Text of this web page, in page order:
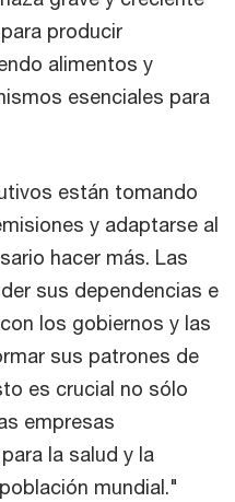
producir
alimentos y
esenciales para
están tomando
y adaptarse al
hacer más. Las
sus dependencias e
los gobiernos y las
sus patrones de
es crucial no sólo
empresas
la salud y la
mundial."